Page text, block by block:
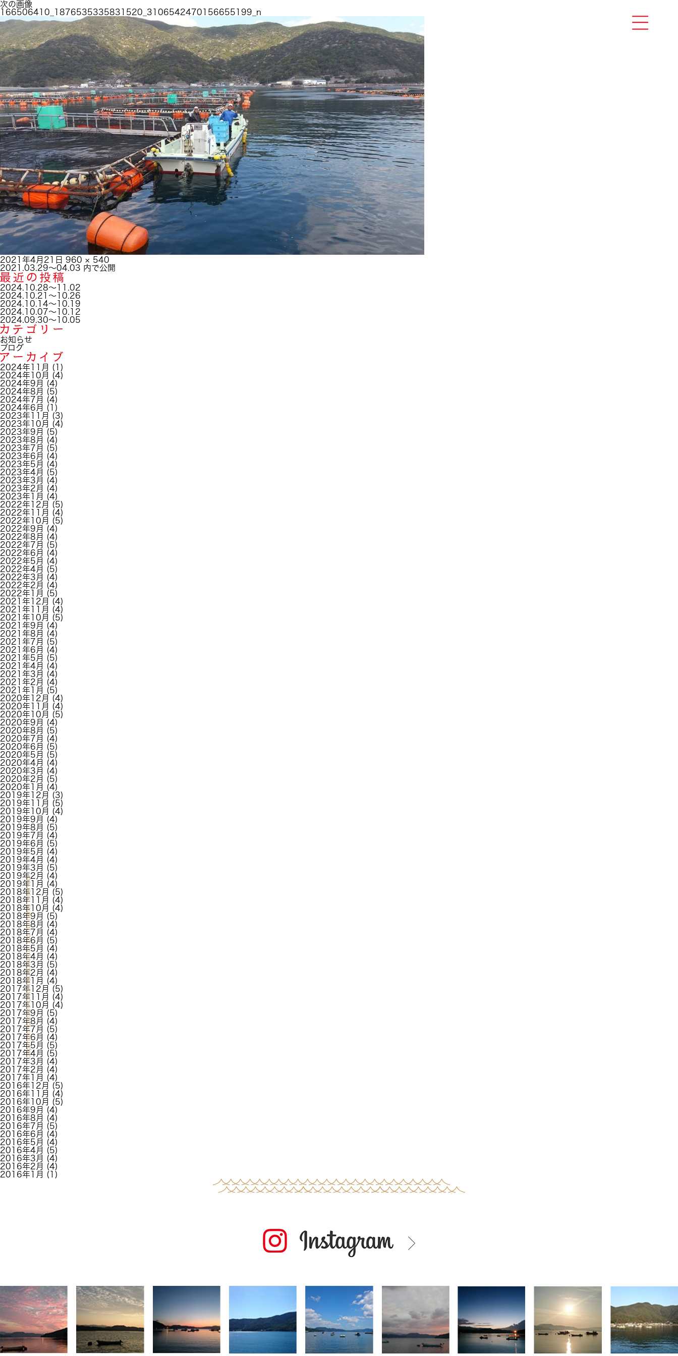
次の画像
166506410_1876535335831520_3106542470156655199_n
投
稿
日:
2021年4月21日 フ
ル
イ
ズ
960 × 540
投
稿
ナ
ビ
ゲ
ー
シ
ョ
ン
2021.03.29～04.03 内で公開
2024.10.28～11.02
2024.10.21～10.26
2024.10.14～10.19
2024.10.07～10.12
2024.09.30～10.05
お知らせ
ブログ
2024年11月
(1)
2024年10月
(4)
2024年9月
(4)
2024年8月
(5)
2024年7月
(4)
2024年6月
(1)
2023年11月
(3)
2023年10月
(4)
2023年9月
(5)
2023年8月
(4)
2023年7月
(5)
2023年6月
(4)
2023年5月
(4)
2023年4月
(5)
2023年3月
(4)
2023年2月
(4)
2023年1月
(4)
2022年12月
(5)
2022年11月
(4)
2022年10月
(5)
2022年9月
(4)
2022年8月
(4)
2022年7月
(5)
2022年6月
(4)
2022年5月
(4)
2022年4月
(5)
2022年3月
(4)
2022年2月
(4)
2022年1月
(5)
2021年12月
(4)
2021年11月
(4)
2021年10月
(5)
2021年9月
(4)
2021年8月
(4)
2021年7月
(5)
2021年6月
(4)
2021年5月
(5)
2021年4月
(4)
2021年3月
(4)
2021年2月
(4)
2021年1月
(5)
2020年12月
(4)
2020年11月
(4)
2020年10月
(5)
2020年9月
(4)
2020年8月
(5)
2020年7月
(4)
2020年6月
(5)
2020年5月
(5)
2020年4月
(4)
2020年3月
(4)
2020年2月
(5)
2020年1月
(4)
2019年12月
(3)
2019年11月
(5)
2019年10月
(4)
2019年9月
(4)
2019年8月
(5)
2019年7月
(4)
2019年6月
(5)
2019年5月
(4)
2019年4月
(4)
2019年3月
(5)
2019年2月
(4)
2019年1月
(4)
2018年12月
(5)
2018年11月
(4)
2018年10月
(4)
2018年9月
(5)
2018年8月
(4)
2018年7月
(4)
2018年6月
(5)
2018年5月
(4)
2018年4月
(4)
2018年3月
(5)
2018年2月
(4)
2018年1月
(4)
2017年12月
(5)
2017年11月
(4)
2017年10月
(4)
2017年9月
(5)
2017年8月
(4)
2017年7月
(5)
2017年6月
(4)
2017年5月
(5)
2017年4月
(5)
2017年3月
(4)
2017年2月
(4)
2017年1月
(4)
2016年12月
(5)
2016年11月
(4)
2016年10月
(5)
2016年9月
(4)
2016年8月
(4)
2016年7月
(5)
2016年6月
(4)
2016年5月
(4)
2016年4月
(5)
2016年3月
(4)
2016年2月
(4)
2016年1月
(1)
Copyright
2026 ONISHISUISAN Co., Ltd. All rights reserved.